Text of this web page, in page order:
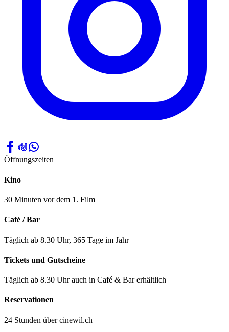
Öffnungszeiten
Kino
30 Minuten vor dem 1. Film
Café / Bar
Täglich ab 8.30 Uhr, 365 Tage im Jahr
Tickets und Gutscheine
Täglich ab 8.30 Uhr auch in Café & Bar erhältlich
Reservationen
24 Stunden über cinewil.ch